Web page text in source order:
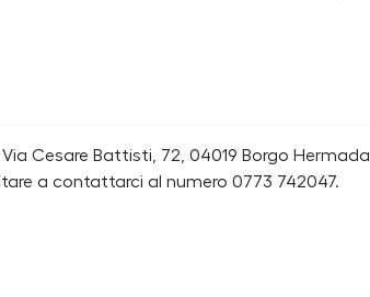
Cesare Battisti, 72, 04019 Borgo Hermada
a contattarci al numero 0773 742047.